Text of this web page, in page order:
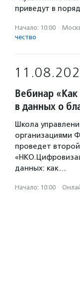
приведут в
Начало: 10:00 ·
чест­во
Вебинар
в данных о
Школа
организациями
проведет
данных: как…
Начало: 10:00 ·